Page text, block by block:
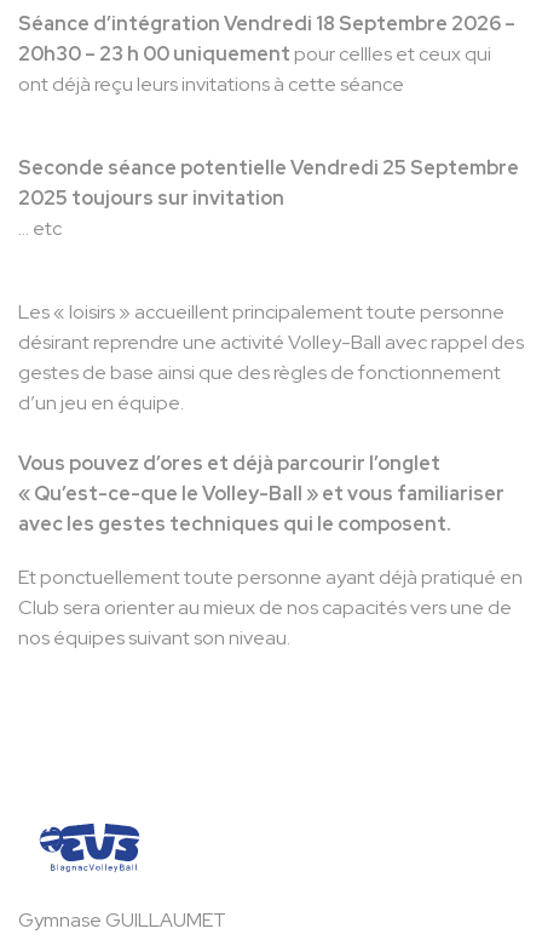
Séance d’intégration Vendredi 18 Septembre 2026 –
20h30 – 23 h 00 uniquement pour cellles et ceux qui
ont déjà reçu leurs invitations à cette séance
Seconde séance potentielle Vendredi 25 Septembre
2025 toujours sur invitation
… etc
Les « loisirs » accueillent principalement toute personne
désirant reprendre une activité Volley-Ball avec rappel des
gestes de base ainsi que des règles de fonctionnement
d’un jeu en équipe.
Vous pouvez d’ores et déjà parcourir l’onglet
« Qu’est-ce-que le Volley-Ball » et vous familiariser
avec les gestes techniques qui le composent.
Et ponctuellement toute personne ayant déjà pratiqué en
Club sera orienter au mieux de nos capacités vers une de
nos équipes suivant son niveau.
Gymnase GUILLAUMET